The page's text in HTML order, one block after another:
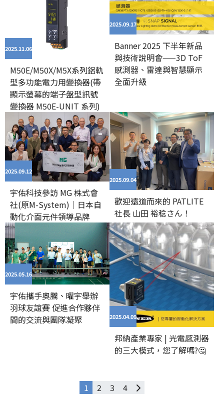
2025.1106
M50E/M50X/M5X系列鋁軌
型多功能電力用變換器(帶
顯示螢幕的端子盤型訊號
變換器 M50E-UNIT 系列)
2025.09 17
Banner 2025 下半年新品
與技術說明會——3D ToF
感測器、雷達與智慧顯示
全面升級
2025.09 12
宇佑科技參訪 MG 株式會
社(原M-System)｜日本自
動化介面元件領導品牌
2025.0904
歡迎遠道而來的 PATLITE
社長 山田 裕稔さん！
2025.05 16
宇佑攜手奧騰、曜宇舉辦
羽球友誼賽 促進合作夥伴
間的交流與團隊凝聚
2025.0409
邦納產業專家 | 光電感測器
的三大模式，您了解嗎?🤔
1 2 3 4